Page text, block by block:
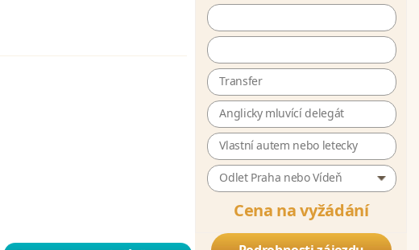
Transfer
Anglicky mluvící delegát
Vlastní autem nebo letecky
Odlet Praha nebo Vídeň
Cena na vyžádání